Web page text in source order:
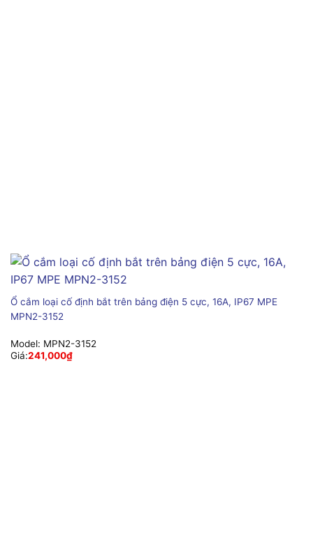
Ổ cắm loại cố định bắt trên bảng điện 5 cực, 16A, IP67 MPE
MPN2-3152
Model: MPN2-3152
Giá:241,000₫